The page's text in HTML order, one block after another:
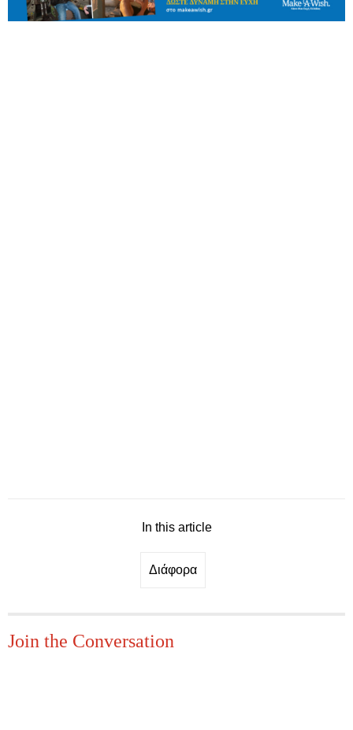
In this article
Διάφορα
Join the Conversation